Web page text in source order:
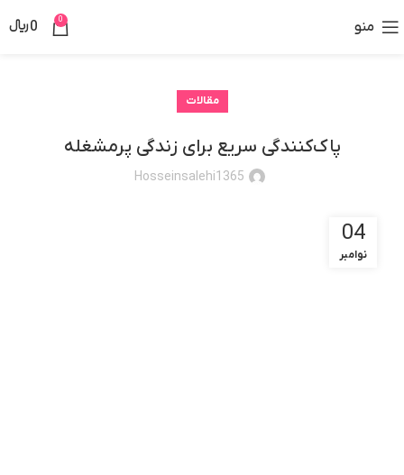
منو 0
0﷼
مقالات
پاک‌کنندگی سریع برای زندگی پرمشغله
Hosseinsalehi1365
04
نوامبر